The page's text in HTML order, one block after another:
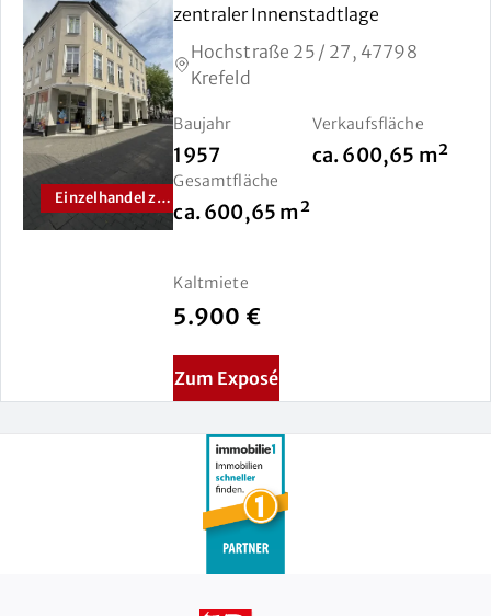
Einzelhandel zur Miete
zentraler Innenstadtlage
Hochstraße 25 / 27, 47798
Krefeld
Baujahr
1957
Verkaufsfläche
ca.600,65 m²
Gesamtfläche
ca.600,65 m²
Kaltmiete
5.900 €
Zum Exposé